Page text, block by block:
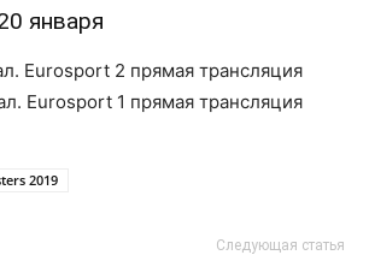
января
Eurosport 2 прямая трансляция
Eurosport 1 прямая трансляция
2019
Следующая статья